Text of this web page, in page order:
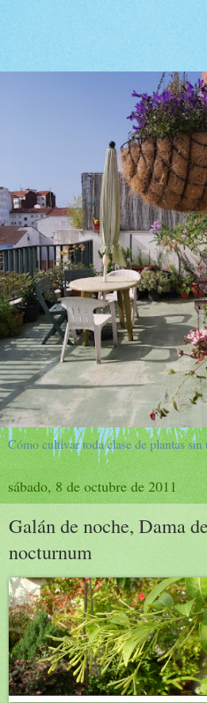
Cómo cultivar toda clase de plantas
sábado, 8 de octubre de 2011
Galán de noche, Dama
nocturnum